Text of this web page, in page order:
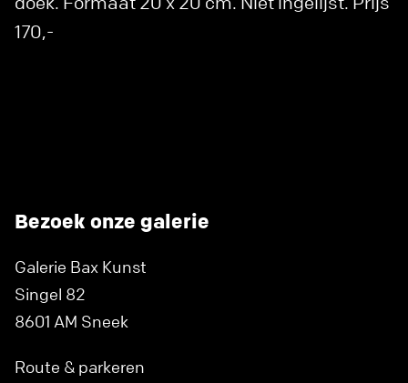
170,-
Bezoek onze galerie
Galerie Bax Kunst
Singel 82
8601 AM Sneek
Route & parkeren